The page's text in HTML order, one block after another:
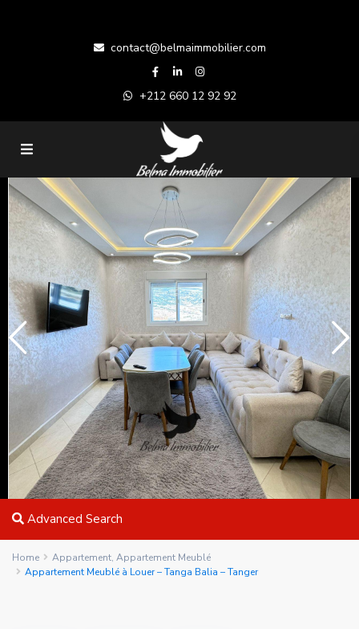
contact@belmaimmobilier.com
+212 660 12 92 92
Advanced Search
Home Appartement, Appartement Meublé
Appartement Meublé à Louer – Tanga Balia – Tanger